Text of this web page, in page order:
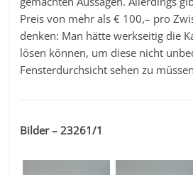
Preis von mehr als € 100,– pro
denken: Man hätte werkseitig die
lösen können, um diese nicht
Fensterdurchsicht sehen zu
Bilder – 23261/1